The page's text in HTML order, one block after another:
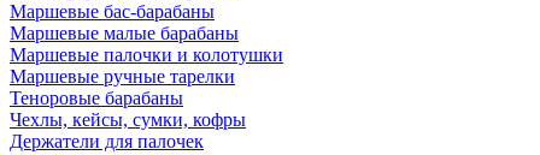
Маршевые бас-барабаны
Маршевые малые барабаны
Маршевые палочки и колотушки
Маршевые ручные тарелки
Теноровые барабаны
Чехлы, кейсы, сумки, кофры
Держатели для палочек